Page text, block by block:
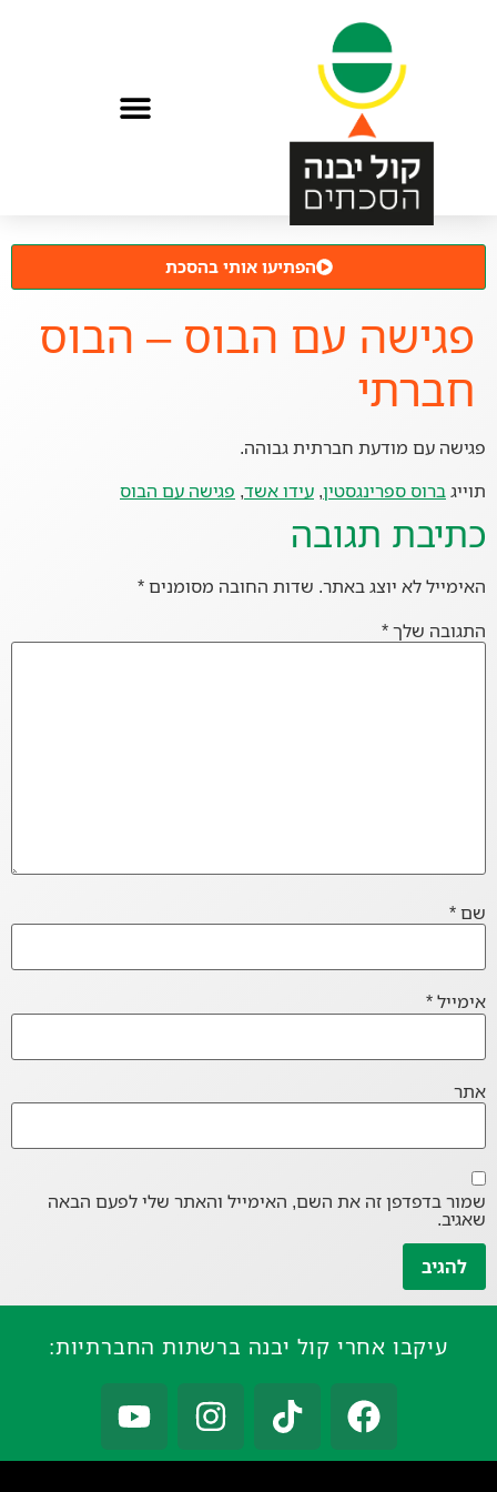
הפתיעו אותי בהסכת
פגישה עם הבוס – הבוס
חברתי
פגישה עם מודעת חברתית גבוהה.
תוייגברוס ספרינגסטין, עידו אשד, פגישה עם הבוס
כתיבת תגובה
האימייל לא יוצג באתר. שדות החובה מסומנים*
התגובה שלך*
שם*
אימייל*
אתר
שמור בדפדפן זה את השם, האימייל והאתר שלי לפעם הבאה
שאגיב.
עיקבו אחרי קול יבנה ברשתות החברתיות: